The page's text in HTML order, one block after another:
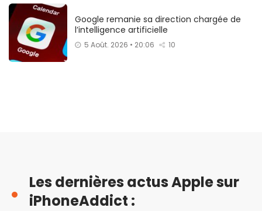
Google remanie sa direction chargée de
l’intelligence artificielle
5 Août. 2026 • 20:06 10
Les dernières actus Apple sur
iPhoneAddict :